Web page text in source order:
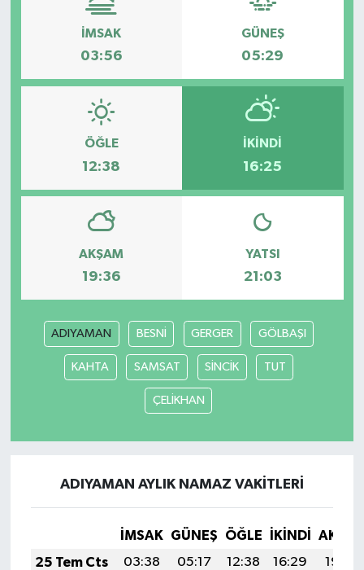
İMSAK
03:56
GÜNEŞ
05:29
ÖĞLE
12:38
İKINDI
16:25
AKŞAM
19:36
YATSI
21:03
ADIYAMAN BESNİ GERGER GÖLBAŞI
KAHTA SAMSAT SİNCİK TUT
ÇELİKHAN
ADIYAMAN AYLIK NAMAZ VAKITLERI
İMSAK GÜNEŞ ÖĞLE İKINDI
25 Tem Cts
03:38 05:17 12:38 16:29
19:50